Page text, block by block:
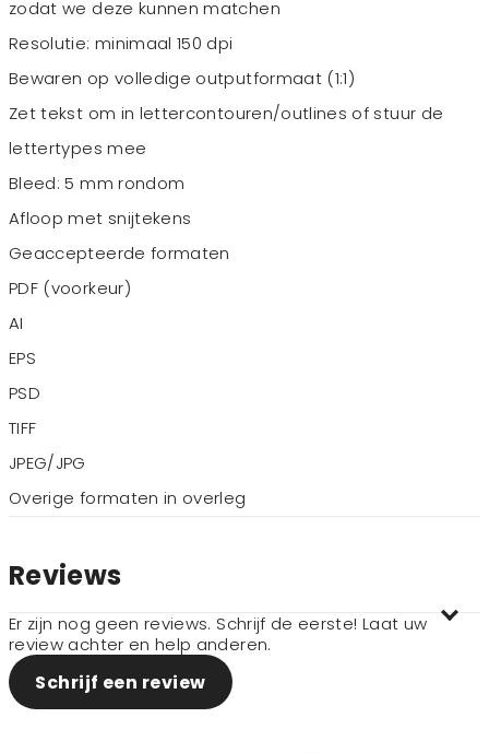
zodat we deze kunnen matchen
Resolutie: minimaal 150 dpi
Bewaren op volledige outputformaat (1:1)
Zet tekst om in lettercontouren/outlines of stuur de
lettertypes mee
Bleed: 5 mm rondom
Afloop met snijtekens
Geaccepteerde formaten
PDF (voorkeur)
AI
EPS
PSD
TIFF
JPEG/JPG
Overige formaten in overleg
Reviews
Er zijn nog geen reviews. Schrijf de eerste! Laat uw
review achter en help anderen.
Schrijf een review